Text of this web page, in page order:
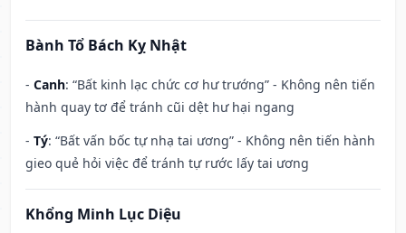
Bành Tổ Bách Kỵ Nhật
- Canh: “Bất kinh lạc chức cơ hư trướng” - Không nên tiến
hành quay tơ để tránh cũi dệt hư hại ngang
- Tý: “Bất vấn bốc tự nhạ tai ương” - Không nên tiến hành
gieo quẻ hỏi việc để tránh tự rước lấy tai ương
Khổng Minh Lục Diệu